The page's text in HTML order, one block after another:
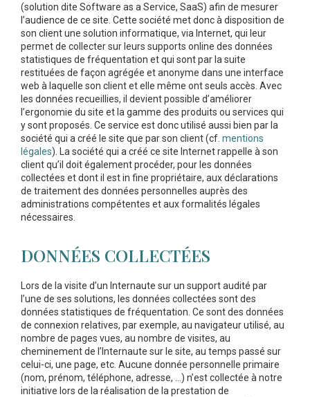
(solution dite Software as a Service, SaaS) afin de mesurer
l’audience de ce site. Cette société met donc à disposition de
son client une solution informatique, via Internet, qui leur
permet de collecter sur leurs supports online des données
statistiques de fréquentation et qui sont par la suite
restituées de façon agrégée et anonyme dans une interface
web à laquelle son client et elle même ont seuls accès. Avec
les données recueillies, il devient possible d’améliorer
l’ergonomie du site et la gamme des produits ou services qui
y sont proposés. Ce service est donc utilisé aussi bien par la
société qui a créé le site que par son client (cf. mentions
légales). La société qui a créé ce site Internet rappelle à son
client qu’il doit également procéder, pour les données
collectées et dont il est in fine propriétaire, aux déclarations
de traitement des données personnelles auprès des
administrations compétentes et aux formalités légales
nécessaires.
DONNÉES COLLECTÉES
Lors de la visite d’un Internaute sur un support audité par
l’une de ses solutions, les données collectées sont des
données statistiques de fréquentation. Ce sont des données
de connexion relatives, par exemple, au navigateur utilisé, au
nombre de pages vues, au nombre de visites, au
cheminement de l’Internaute sur le site, au temps passé sur
celui-ci, une page, etc. Aucune donnée personnelle primaire
(nom, prénom, téléphone, adresse, …) n’est collectée à notre
initiative lors de la réalisation de la prestation de